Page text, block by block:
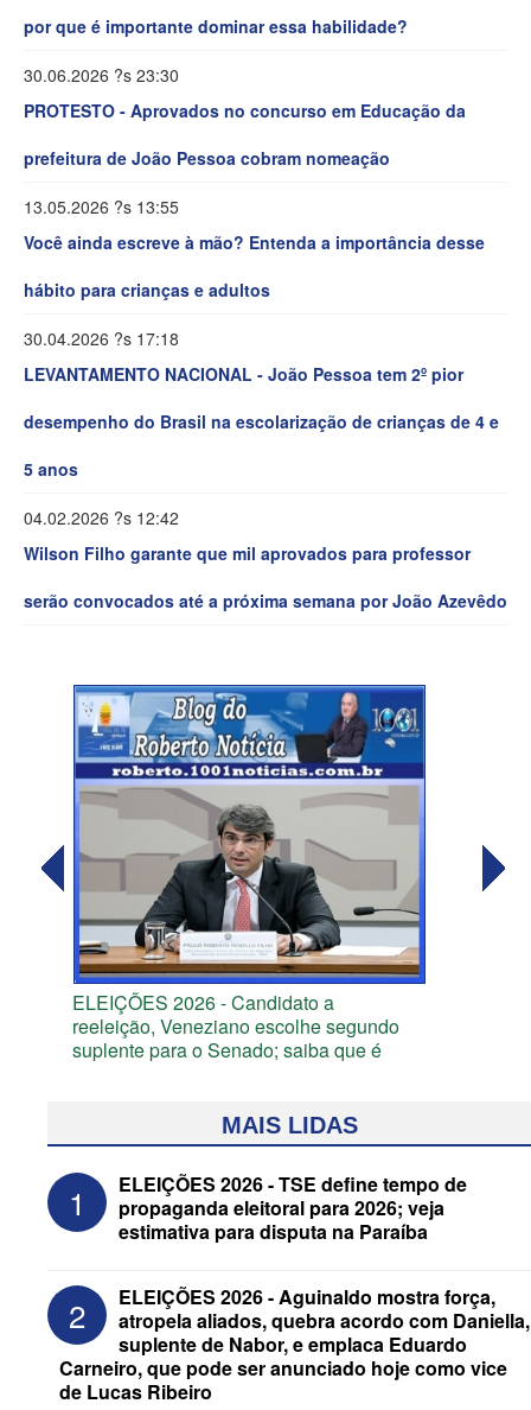
por que é importante dominar essa habilidade?
30.06.2026 ?s 23:30
PROTESTO - Aprovados no concurso em Educação da
prefeitura de João Pessoa cobram nomeação
13.05.2026 ?s 13:55
Você ainda escreve à mão? Entenda a importância desse
hábito para crianças e adultos
30.04.2026 ?s 17:18
LEVANTAMENTO NACIONAL - João Pessoa tem 2º pior
desempenho do Brasil na escolarização de crianças de 4 e
5 anos
04.02.2026 ?s 12:42
Wilson Filho garante que mil aprovados para professor
serão convocados até a próxima semana por João Azevêdo
ELEIÇÕES 2026 - Candidato a
reeleição, Veneziano escolhe segundo
suplente para o Senado; saiba que é
ELEIÇÕES 2026 - Após convenções,
MAIS LIDAS
1
ELEIÇÕES 2026 - TSE define tempo de
propaganda eleitoral para 2026; veja
estimativa para disputa na Paraíba
2
ELEIÇÕES 2026 - Aguinaldo mostra força,
atropela aliados, quebra acordo com Daniella,
suplente de Nabor, e emplaca Eduardo
Carneiro, que pode ser anunciado hoje como vice
de Lucas Ribeiro